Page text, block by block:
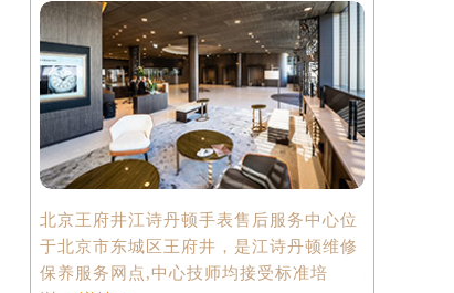
北京王府井江诗丹顿手表售后服务中心位
于北京市东城区王府井，是江诗丹顿维修
保养服务网点,中心技师均接受标准培